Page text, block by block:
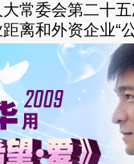
常委会第二十
离和外资企业“